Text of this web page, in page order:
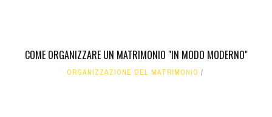
COME ORGANIZZARE UN MATRIMONIO "IN MODO MODERNO"
ORGANIZZAZIONE DEL MATRIMONIO